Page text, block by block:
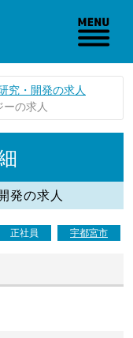
究・開発の求人
の求人
発の求人
正社員 宇都宮市